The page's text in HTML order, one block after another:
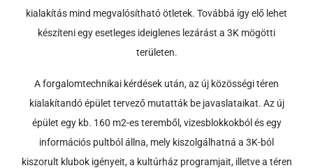
kialakítás mind megvalósítható ötletek. Továbbá így elő lehet
készíteni egy esetleges ideiglenes lezárást a 3K mögötti
területen.
A forgalomtechnikai kérdések után, az új közösségi téren
kialakítandó épület tervező mutatták be javaslataikat. Az új
épület egy kb. 160 m2-es teremből, vizesblokkokból és egy
információs pultból állna, mely kiszolgálhatná a 3K-ból
kiszorult klubok igényeit, a kultúrház programjait, illetve a téren